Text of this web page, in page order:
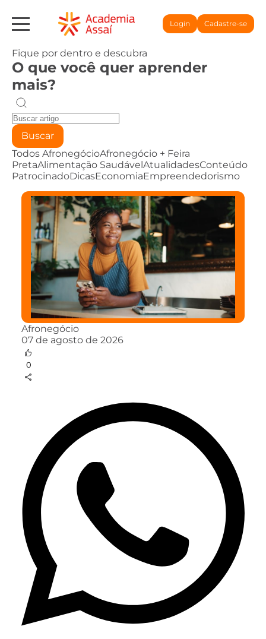
Login Cadastre-se
Fique por dentro e descubra
O que você quer aprender
mais?
Buscar
Todos AfronegócioAfronegócio + Feira
PretaAlimentação SaudávelAtualidadesConteúdo
PatrocinadoDicasEconomiaEmpreendedorismo
Afronegócio
07 de agosto de 2026
0